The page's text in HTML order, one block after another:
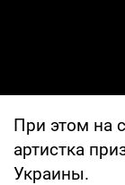
При этом на
артистка
Украины.